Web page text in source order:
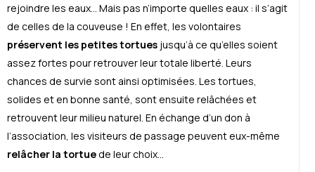
rejoindre les eaux… Mais pas n’importe quelles eaux : il s’agit
de celles de la couveuse ! En effet, les volontaires
préservent les petites tortues jusqu’à ce qu’elles soient
assez fortes pour retrouver leur totale liberté. Leurs
chances de survie sont ainsi optimisées. Les tortues,
solides et en bonne santé, sont ensuite relâchées et
retrouvent leur milieu naturel. En échange d’un don à
l’association, les visiteurs de passage peuvent eux-même
relâcher la tortuede leur choix…